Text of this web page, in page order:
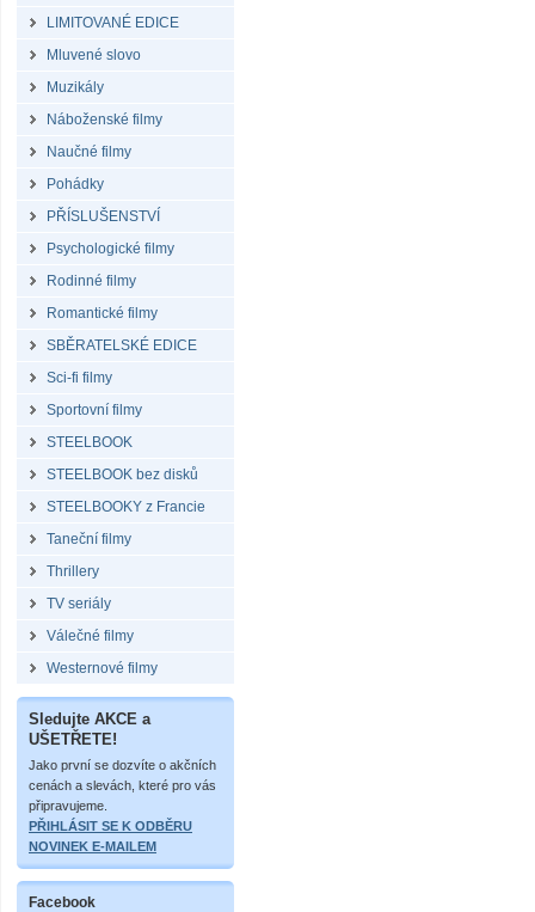
LIMITOVANÉ EDICE
Mluvené slovo
Muzikály
Náboženské filmy
Naučné filmy
Pohádky
PŘÍSLUŠENSTVÍ
Psychologické filmy
Rodinné filmy
Romantické filmy
SBĚRATELSKÉ EDICE
Sci-fi filmy
Sportovní filmy
STEELBOOK
STEELBOOK bez disků
STEELBOOKY z Francie
Taneční filmy
Thrillery
TV seriály
Válečné filmy
Westernové filmy
Sledujte AKCE a
UŠETŘETE!
Jako první se dozvíte o akčních
cenách a slevách, které pro vás
připravujeme.
PŘIHLÁSIT SE K ODBĚRU
NOVINEK E-MAILEM
Facebook